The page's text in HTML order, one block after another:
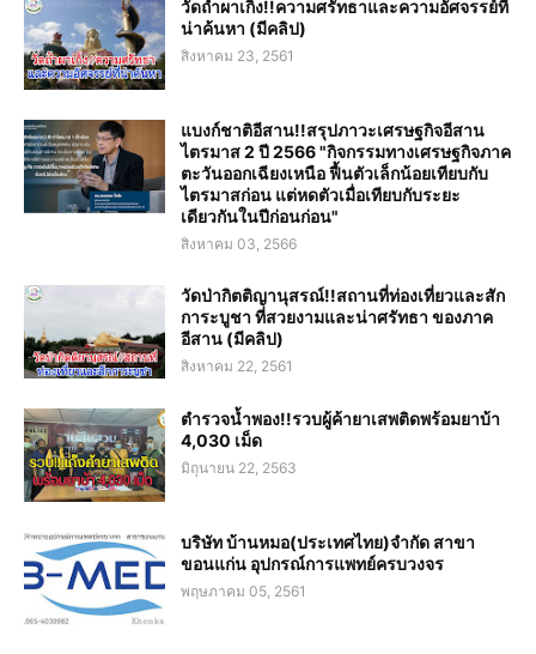
วัดถ้ำผาเกิ้ง!!ความศรัทธาและความอัศจรรย์ที่
น่าค้นหา (มีคลิป)
สิงหาคม 23, 2561
แบงก์ชาติอีสาน!!สรุปภาวะเศรษฐกิจอีสาน
ไตรมาส 2 ปี 2566 "กิจกรรมทางเศรษฐกิจภาค
ตะวันออกเฉียงเหนือ ฟื้นตัวเล็กน้อยเทียบกับ
ไตรมาสก่อน แต่หดตัวเมื่อเทียบกับระยะ
เดียวกันในปีก่อนก่อน"
สิงหาคม 03, 2566
วัดป่ากิตติญานุสรณ์!!สถานที่ท่องเที่ยวและสัก
การะบูชา ที่สวยงามและน่าศรัทธา ของภาค
อีสาน (มีคลิป)
สิงหาคม 22, 2561
ตำรวจน้ำพอง!!รวบผู้ค้ายาเสพติดพร้อมยาบ้า
4,030 เม็ด
มิถุนายน 22, 2563
บริษัท บ้านหมอ(ประเทศไทย)จำกัด สาขา
ขอนแก่น อุปกรณ์การแพทย์ครบวงจร
พฤษภาคม 05, 2561